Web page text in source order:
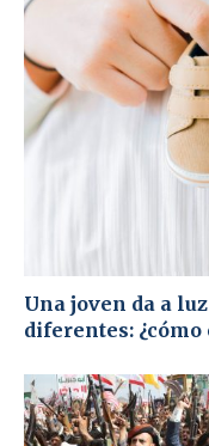
Una joven da a
diferentes: ¿cómo